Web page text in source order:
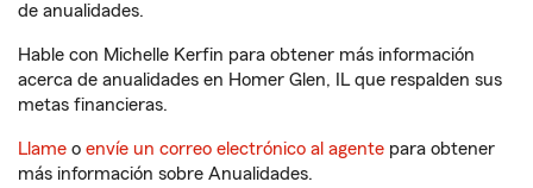
de anualidades.
Hable con Michelle Kerfin para obtener más información
acerca de anualidades en Homer Glen, IL que respalden sus
metas financieras.
Llame o envíe un correo electrónico al agente para obtener
más información sobre Anualidades.